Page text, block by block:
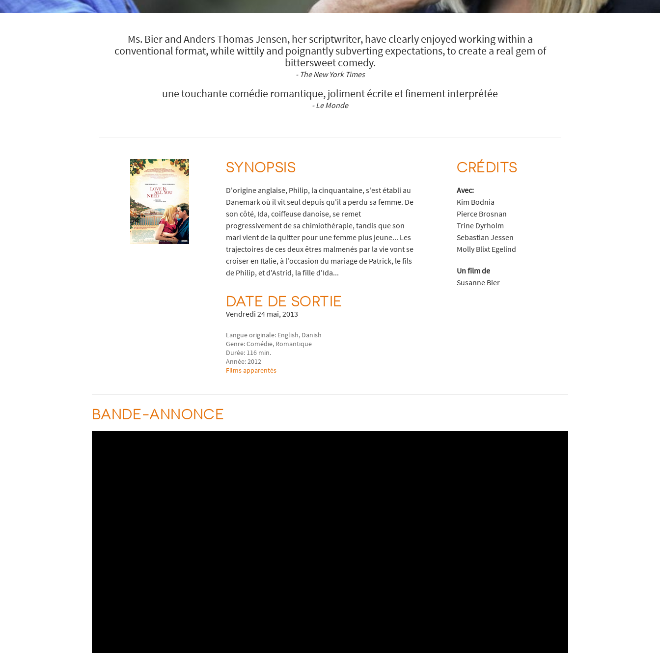
Ms. Bier and Anders Thomas Jensen, her scriptwriter, have clearly enjoyed working within a
conventional format, while wittily and poignantly subverting expectations, to create a real gem of
bittersweet comedy.
- The New York Times
une touchante comédie romantique, joliment écrite et finement interprétée
- Le Monde
SYNOPSIS
D'origine anglaise, Philip, la cinquantaine, s'est établi au
Danemark où il vit seul depuis qu'il a perdu sa femme. De
son côté, Ida, coiffeuse danoise, se remet
progressivement de sa chimiothérapie, tandis que son
mari vient de la quitter pour une femme plus jeune... Les
trajectoires de ces deux êtres malmenés par la vie vont se
croiser en Italie, à l'occasion du mariage de Patrick, le fils
de Philip, et d'Astrid, la fille d'Ida...
DATE DE SORTIE
Vendredi 24 mai, 2013
Langue originale: English, Danish
Genre: Comédie, Romantique
Durée: 116 min.
Année: 2012
Films apparentés
CRÉDITS
Avec:
Kim Bodnia
Pierce Brosnan
Trine Dyrholm
Sebastian Jessen
Molly Blixt Egelind
Un film de
Susanne Bier
BANDE-ANNONCE